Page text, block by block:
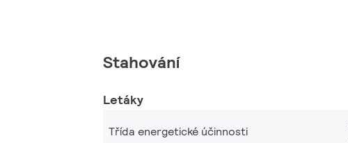
Stahování
Letáky
Třída energetické účinnosti